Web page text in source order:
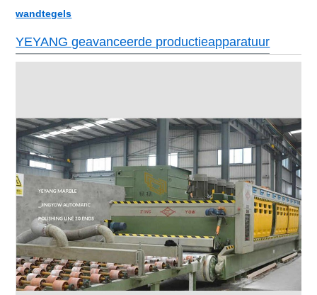
wandtegels
YEYANG geavanceerde productieapparatuur